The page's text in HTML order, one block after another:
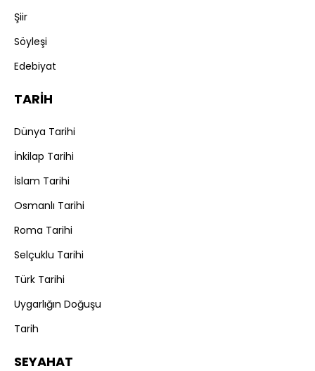
Şiir
Söyleşi
Edebiyat
TARİH
Dünya Tarihi
İnkilap Tarihi
İslam Tarihi
Osmanlı Tarihi
Roma Tarihi
Selçuklu Tarihi
Türk Tarihi
Uygarlığın Doğuşu
Tarih
SEYAHAT